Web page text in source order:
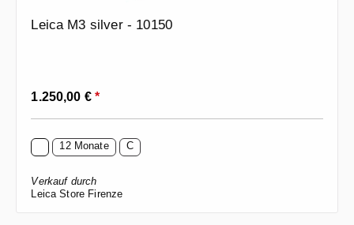
Leica M3 silver - 10150
Regulärer Preis:
1.250,00 €*
12 Monate C
Verkauf durch
Leica Store Firenze